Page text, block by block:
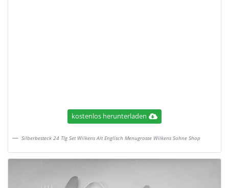
kostenlos herunterladen
Silberbesteck 24 Tlg Set Wilkens Alt Englisch Menugrosse Wilkens Sohne Shop